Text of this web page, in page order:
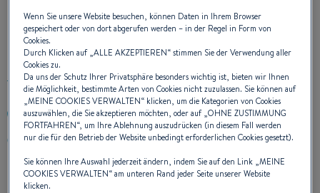
UNSERE KONTAKTDATEN
00420602333636
GRÖSSLINGOVA 4
81109 BRATISLAVA
Slovakia
Wenn Sie unsere Website besuchen, können Daten in Ihrem Browser
gespeichert oder von dort abgerufen werden – in der Regel in Form von
Cookies.
Durch Klicken auf „ALLE AKZEPTIEREN“ stimmen Sie der Verwendung aller
Cookies zu.
Da uns der Schutz Ihrer Privatsphäre besonders wichtig ist, bieten wir Ihnen
die Möglichkeit, bestimmte Arten von Cookies nicht zuzulassen. Sie können auf
„MEINE COOKIES VERWALTEN“ klicken, um die Kategorien von Cookies
auszuwählen, die Sie akzeptieren möchten, oder auf „OHNE ZUSTIMMUNG
FORTFAHREN“, um Ihre Ablehnung auszudrücken (in diesem Fall werden
nur die für den Betrieb der Website unbedingt erforderlichen Cookies gesetzt).
Sie können Ihre Auswahl jederzeit ändern, indem Sie auf den Link „MEINE
COOKIES VERWALTEN“ am unteren Rand jeder Seite unserer Website
klicken.